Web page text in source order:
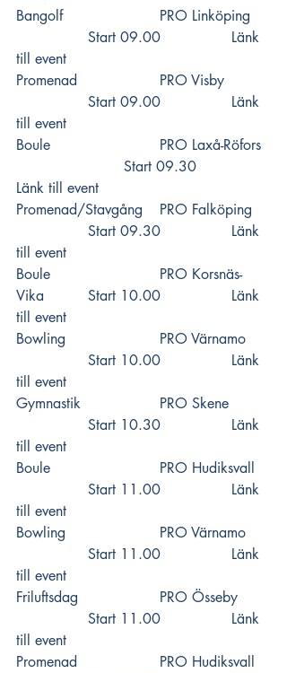
Bangolf			PRO Linköping
Länk
till event
Promenad 			PRO Visby
Länk
till event
Boule 			PRO Laxå-Röfors
Länk till event
Promenad/Stavgång 	PRO Falköping
Länk
till event
Boule 			PRO Korsnäs-
Länk
till event
Bowling 			PRO Värnamo
Länk
till event
Gymnastik 			PRO Skene
Länk
till event
Boule 			PRO Hudiksvall
Länk
till event
Bowling 			PRO Värnamo
Länk
till event
Friluftsdag 			PRO Össeby
Länk
till event
Promenad 			PRO Hudiksvall